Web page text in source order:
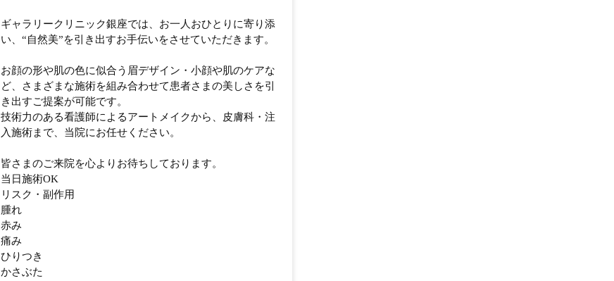
ギャラリークリニック銀座では、お一人おひとりに寄り添
い、“自然美”を引き出すお手伝いをさせていただきます。
お顔の形や肌の色に似合う眉デザイン・小顔や肌のケアな
ど、さまざまな施術を組み合わせて患者さまの美しさを引
き出すご提案が可能です。
技術力のある看護師によるアートメイクから、皮膚科・注
入施術まで、当院にお任せください。
皆さまのご来院を心よりお待ちしております。
当日施術OK
リスク・副作用
腫れ
赤み
痛み
ひりつき
かさぶた